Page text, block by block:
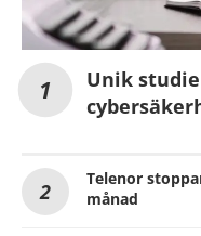
Unik
Telenor
månad